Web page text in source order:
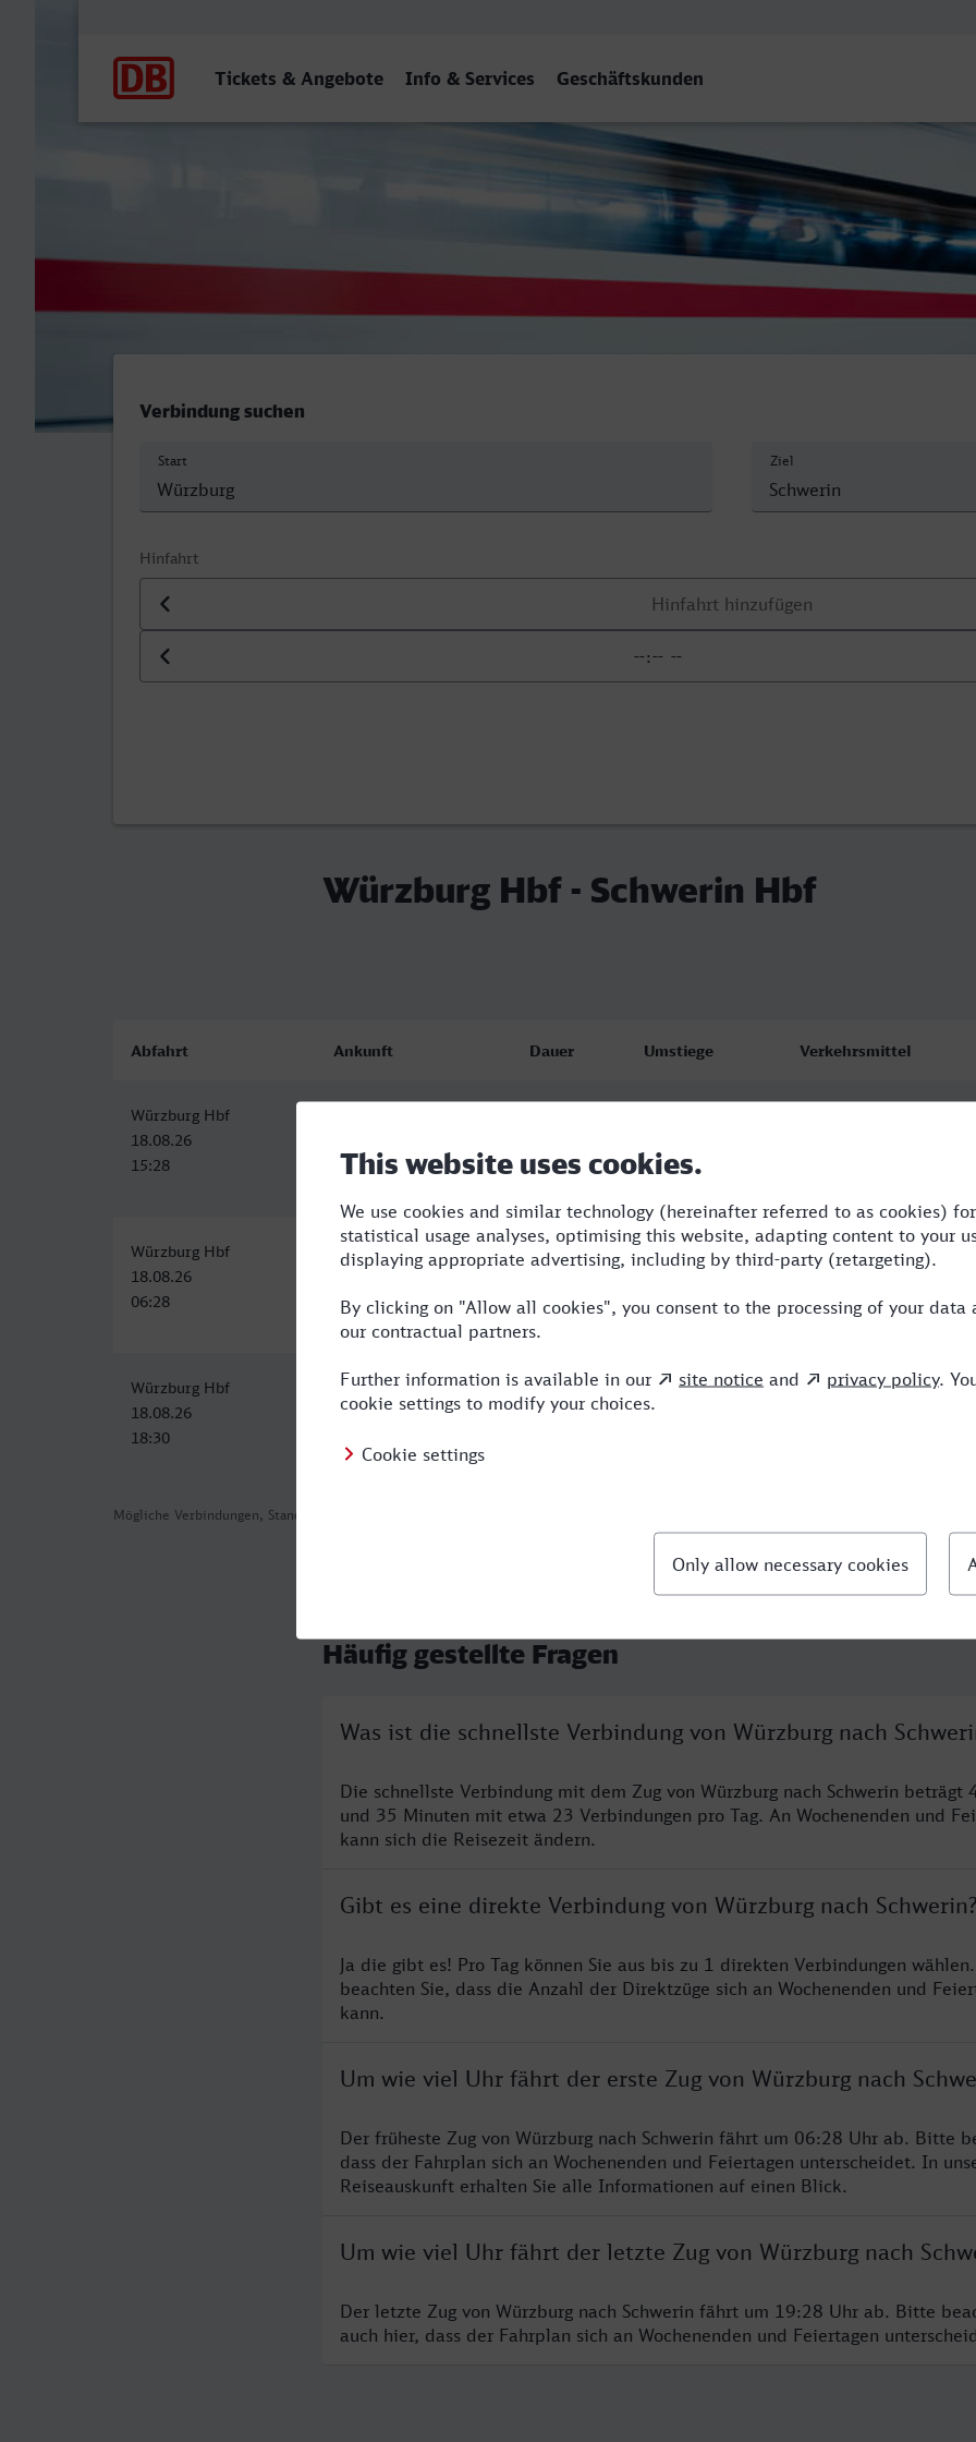
Tickets & Angebote Info & Services Geschäftskunden
Würzburg Hbf - Schwerin Hbf
Verbindung suchen
Start Ziel
Hinfahrt
Datum der Hinfahrt
Uhrzeit der Hinfahrt
Würzburg Hbf - Schwerin Hbf
Mögliche Verbindungen, Stand: 2026-08-04 06:47
Abfahrt Ankunft Dauer Umstiege Verkehrsmittel
Würzburg Hbf
18.08.26
15:28
20:03
Würzburg Hbf
18.08.26
06:28
Schwerin Hbf
12:03
5:35 RE,ME,ICE
Würzburg Hbf
18.08.26
18:30
Schwerin Hbf
18.08.26
4:51 3 OE,ICE,ERX
Häufig gestellte Fragen
Was ist die schnellste Verbindung von Würzburg nach
Die schnellste Verbindung mit dem Zug von Würzburg nach Schwerin beträgt
und 35 Minuten mit etwa 23 Verbindungen pro Tag. An Wochenenden und
kann sich die Reisezeit ändern.
Gibt es eine direkte Verbindung von Würzburg nach Schwerin?
Ja die gibt es! Pro Tag können Sie aus bis zu 1 direkten Verbindungen
beachten Sie, dass die Anzahl der Direktzüge sich an Wochenenden und
kann.
Um wie viel Uhr fährt der erste Zug von Würzburg nach
Der früheste Zug von Würzburg nach Schwerin fährt um 06:28 Uhr ab. Bitte
dass der Fahrplan sich an Wochenenden und Feiertagen unterscheidet. In
Reiseauskunft erhalten Sie alle Informationen auf einen Blick.
Um wie viel Uhr fährt der letzte Zug von Würzburg nach
Der letzte Zug von Würzburg nach Schwerin fährt um 19:28 Uhr ab. Bitte
auch hier, dass der Fahrplan sich an Wochenenden und Feiertagen